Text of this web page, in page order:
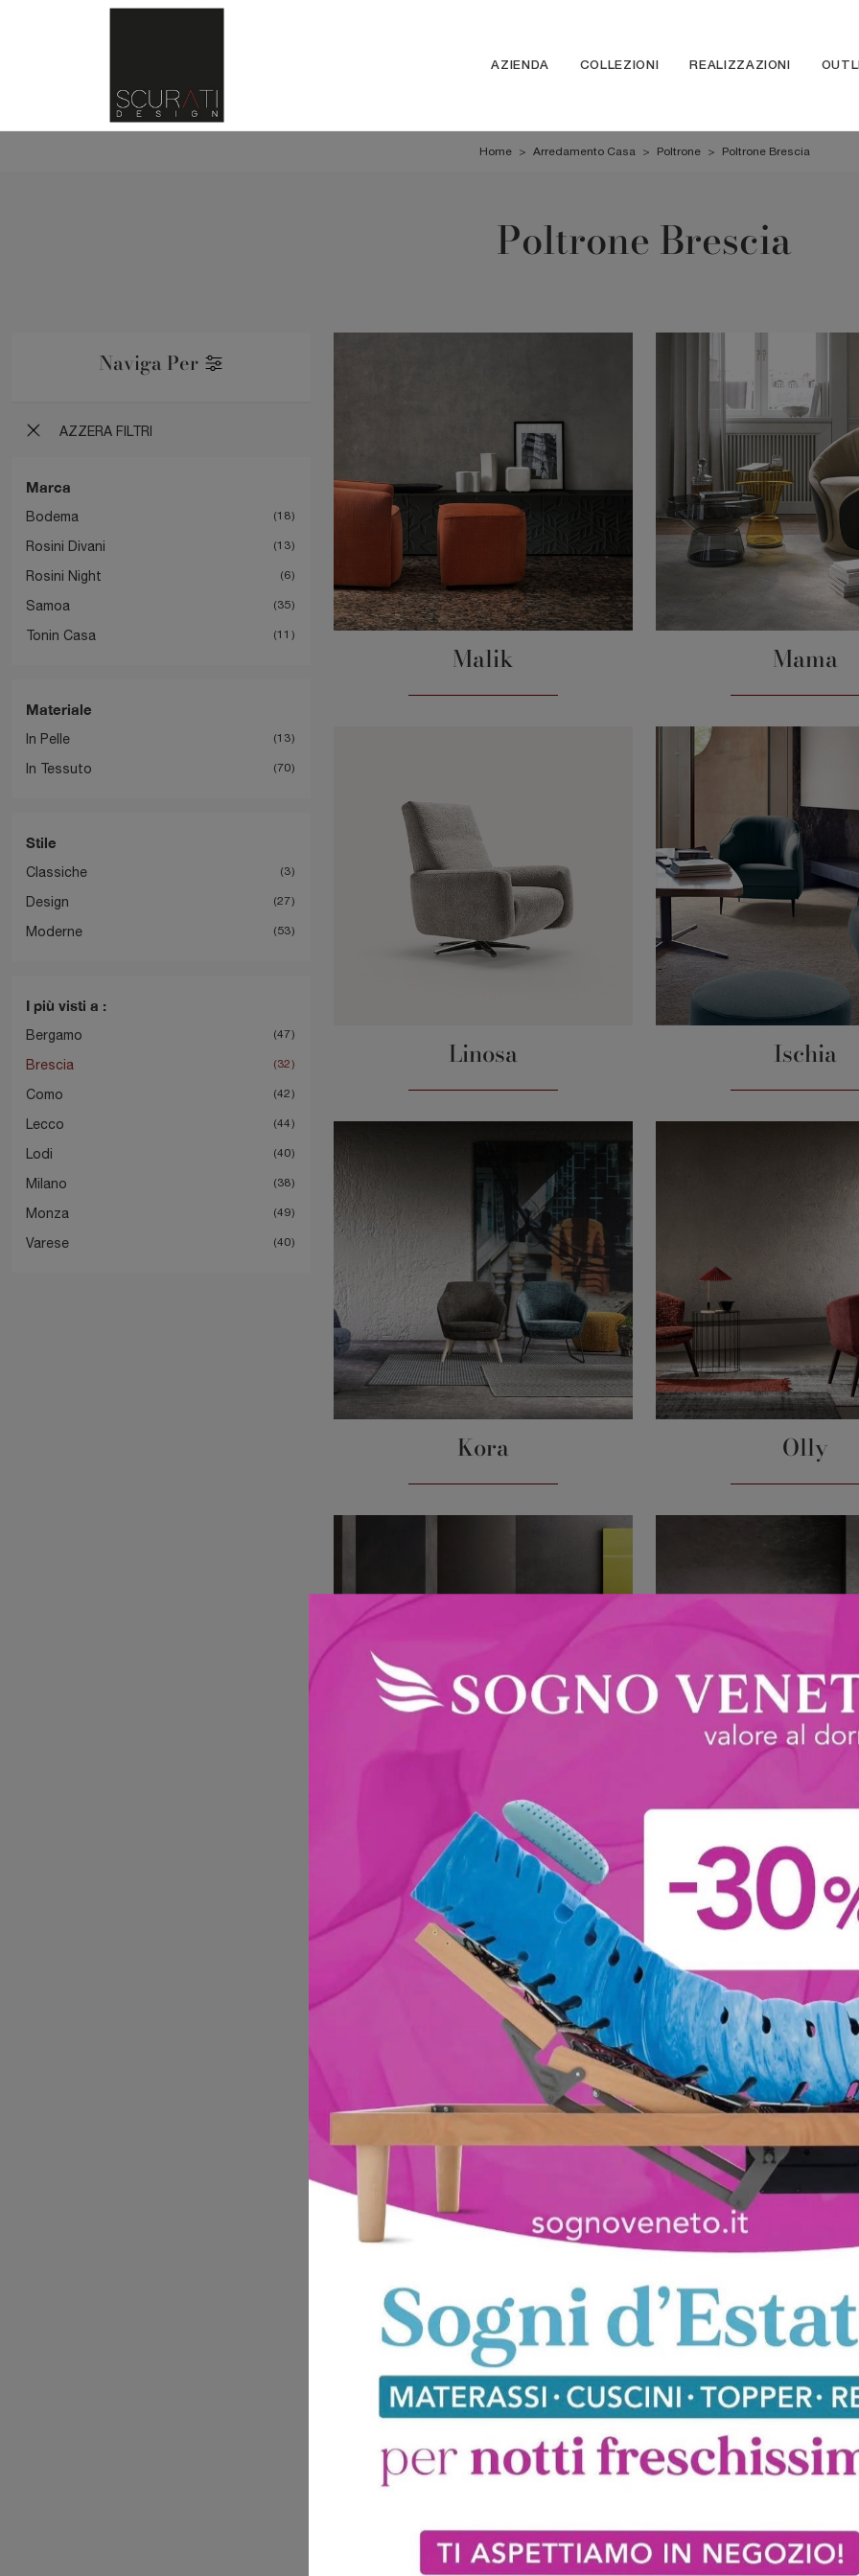
AZIENDA COLLEZIONI REALIZZAZIONI
Home > Arredamento Casa > Poltrone > Poltrone Brescia
Poltrone Brescia
Naviga Per
AZZERA FILTRI
Marca
Bodema 18
Rosini Divani 13
Rosini Night 6
Samoa 35
Tonin Casa 11
Materiale
In Pelle 13
In Tessuto 70
Stile
Classiche 3
Design 27
Moderne 53
I più visti a :
Bergamo 47
Brescia 32
Como 42
Lecco 44
Lodi 40
Milano 38
Monza 49
Varese 40
Malik Mama
Linosa Ischia
Kora Olly
Pinko Wendy
Kim Rosemary